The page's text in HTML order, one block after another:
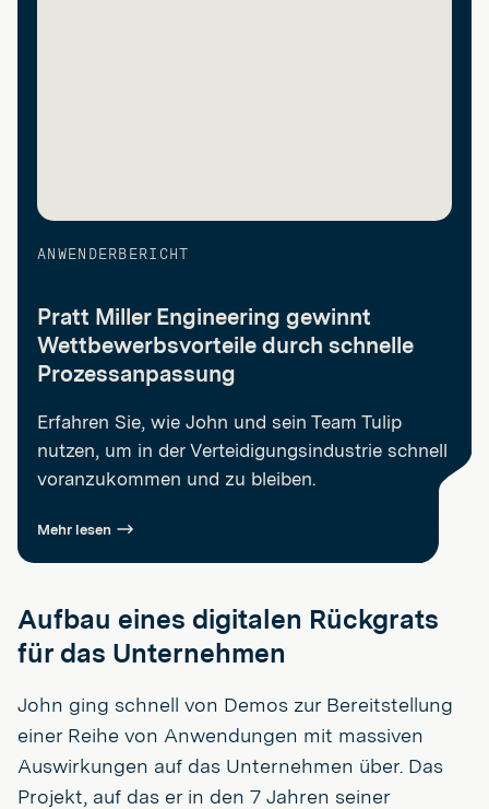
ANWENDERBERICHT
Pratt Miller Engineering gewinnt
Wettbewerbsvorteile durch schnelle
Prozessanpassung
Erfahren Sie, wie John und sein Team Tulip
nutzen, um in der Verteidigungsindustrie schnell
voranzukommen und zu bleiben.
Mehr lesen
Aufbau eines digitalen Rückgrats
für das Unternehmen
John ging schnell von Demos zur Bereitstellung
einer Reihe von Anwendungen mit massiven
Auswirkungen auf das Unternehmen über. Das
Projekt, auf das er in den 7 Jahren seiner